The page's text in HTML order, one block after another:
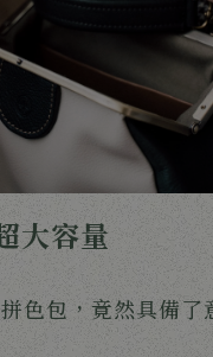
大容量
色包，竟然具備了